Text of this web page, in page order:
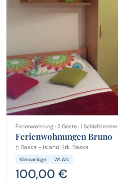
Ferienwohnung · 2 Gäste · 1 Schlafzimmer
Ferienwohnungen Bruno
Baska - island Krk, Baska
Klimaanlage WLAN
100,00 €